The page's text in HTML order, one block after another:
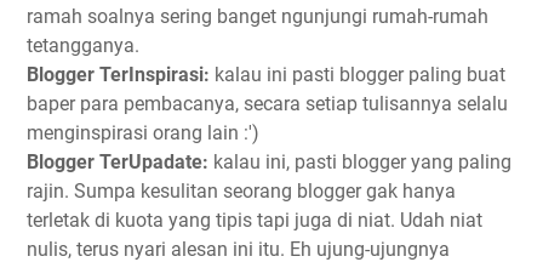
ramah soalnya sering banget ngunjungi rumah-rumah
tetangganya.
Blogger TerInspirasi: kalau ini pasti blogger paling buat
baper para pembacanya, secara setiap tulisannya selalu
menginspirasi orang lain :')
Blogger TerUpadate: kalau ini, pasti blogger yang paling
rajin. Sumpa kesulitan seorang blogger gak hanya
terletak di kuota yang tipis tapi juga di niat. Udah niat
nulis, terus nyari alesan ini itu. Eh ujung-ujungnya